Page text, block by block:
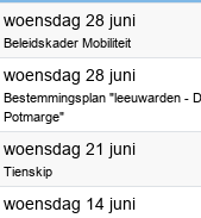
woensdag 28 juni2023
Beleidskader Mobiliteit
woensdag 28 juni2023
Bestemmingsplan "leeuwarden -
Potmarge"
woensdag 21 juni2023
Tienskip
woensdag 14 juni2023